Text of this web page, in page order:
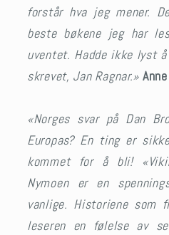
forstår hva jeg mener.
beste bøkene jeg har
uventet. Hadde ikke lyst
skrevet, Jan Ragnar.»
«Norges svar på Dan
Europas? En ting er
kommet for å bli!
Nymoen er en
vanlige. Historiene som
leseren en følelse av